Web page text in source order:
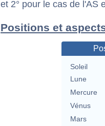
et 2° pour le cas de l'AS
Positions et
Soleil
Lune
Mercure
Vénus
Mars